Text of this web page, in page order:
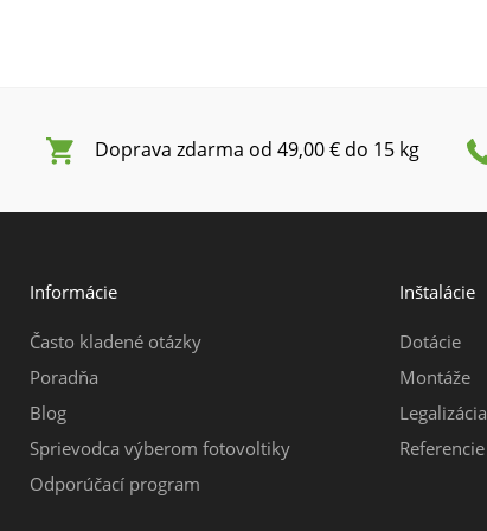
Doprava zdarma od 49,00 € do 15 kg
Informácie
Často kladené otázky
Poradňa
Blog
Sprievodca výberom fotovoltiky
Odporúčací program
Inštalácie
Dotácie
Montáže
Legalizácia
Referencie